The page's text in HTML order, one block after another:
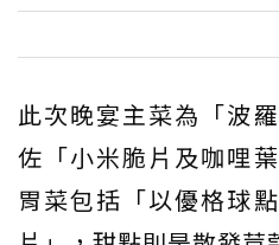
此次晚宴主菜為「波
佐「小米脆片及咖哩
胃菜包括「以優格球